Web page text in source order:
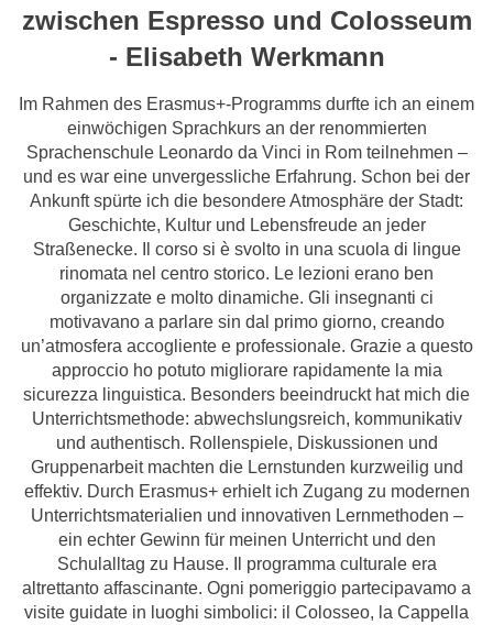
zwischen Espresso und Colosseum
- Elisabeth Werkmann
Im Rahmen des Erasmus+-Programms durfte ich an einem
einwöchigen Sprachkurs an der renommierten
Sprachenschule Leonardo da Vinci in Rom teilnehmen –
und es war eine unvergessliche Erfahrung. Schon bei der
Ankunft spürte ich die besondere Atmosphäre der Stadt:
Geschichte, Kultur und Lebensfreude an jeder
Straßenecke. Il corso si è svolto in una scuola di lingue
rinomata nel centro storico. Le lezioni erano ben
organizzate e molto dinamiche. Gli insegnanti ci
motivavano a parlare sin dal primo giorno, creando
un’atmosfera accogliente e professionale. Grazie a questo
approccio ho potuto migliorare rapidamente la mia
sicurezza linguistica. Besonders beeindruckt hat mich die
Unterrichtsmethode: abwechslungsreich, kommunikativ
und authentisch. Rollenspiele, Diskussionen und
Gruppenarbeit machten die Lernstunden kurzweilig und
effektiv. Durch Erasmus+ erhielt ich Zugang zu modernen
Unterrichtsmaterialien und innovativen Lernmethoden –
ein echter Gewinn für meinen Unterricht und den
Schulalltag zu Hause. Il programma culturale era
altrettanto affascinante. Ogni pomeriggio partecipavamo a
visite guidate in luoghi simbolici: il Colosseo, la Cappella